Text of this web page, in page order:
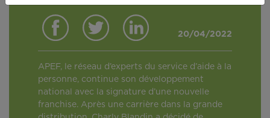
20/04/2022
APEF, le réseau d’experts du service d’aide à la
personne, continue son développement
national avec la signature d’une nouvelle
franchise. Après une carrière dans la grande